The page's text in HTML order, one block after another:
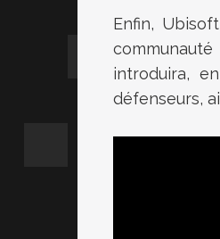
Enfin,
introduira,
défenseurs,